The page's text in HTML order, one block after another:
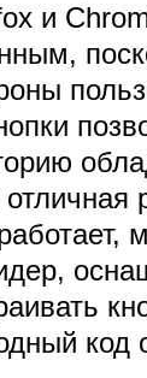
и
код